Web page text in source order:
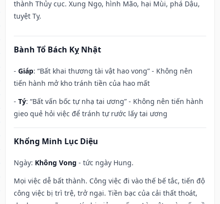
thành Thủy cục. Xung Ngọ, hình Mão, hại Mùi, phá Dậu,
tuyệt Tỵ.
Bành Tổ Bách Kỵ Nhật
- Giáp: “Bất khai thương tài vật hao vong” - Không nên
tiến hành mở kho tránh tiền của hao mất
- Tý: “Bất vấn bốc tự nhạ tai ương” - Không nên tiến hành
gieo quẻ hỏi việc để tránh tự rước lấy tai ương
Khổng Minh Lục Diệu
Ngày: Không Vong - tức ngày Hung.
Mọi việc dễ bất thành. Công việc đi vào thế bế tắc, tiến độ
công việc bị trì trệ, trở ngại. Tiền bạc của cải thất thoát,